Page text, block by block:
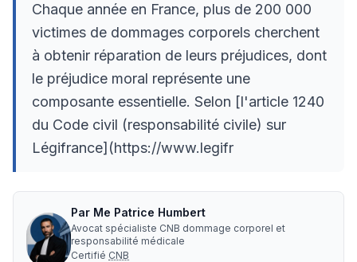
Chaque année en France, plus de 200 000
victimes de dommages corporels cherchent
à obtenir réparation de leurs préjudices, dont
le préjudice moral représente une
composante essentielle. Selon [l'article 1240
du Code civil (responsabilité civile) sur
Légifrance](https://www.legifr
Par Me Patrice Humbert
Avocat spécialiste CNB dommage corporel et
responsabilité médicale
Certifié CNB